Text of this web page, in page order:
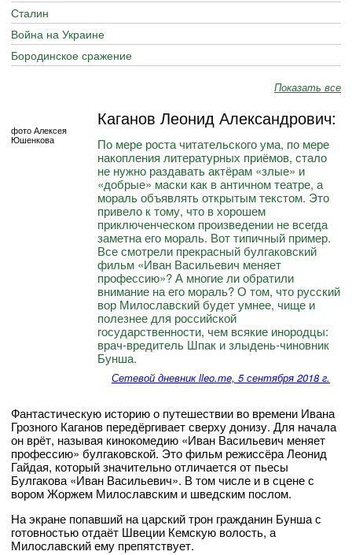
Сталин
Война на Украине
Бородинское сражение
Показать все
фото Алексея
Юшенкова
Каганов Леонид Александрович:
По мере роста читательского ума, по мере
накопления литературных приёмов, стало
не нужно раздавать актёрам «злые» и
«добрые» маски как в античном театре, а
мораль объявлять открытым текстом. Это
привело к тому, что в хорошем
приключенческом произведении не всегда
заметна его мораль. Вот типичный пример.
Все смотрели прекрасный булгаковский
фильм «Иван Васильевич меняет
профессию»? А многие ли обратили
внимание на его мораль? О том, что русский
вор Милославский будет умнее, чище и
полезнее для российской
государственности, чем всякие инородцы:
врач-вредитель Шпак и злыдень-чиновник
Бунша.
Сетевой дневник lleo.me, 5 сентября 2018 г.
Фантастическую историю о путешествии во времени Ивана
Грозного Каганов передёргивает сверху донизу. Для начала
он врёт, называя кинокомедию «Иван Васильевич меняет
профессию» булгаковской. Это фильм режиссёра Леонид
Гайдая, который значительно отличается от пьесы
Булгакова «Иван Васильевич». В том числе и в сцене с
вором Жоржем Милославским и шведским послом.
На экране попавший на царский трон гражданин Бунша с
готовностью отдаёт Швеции Кемскую волость, а
Милославский ему препятствует.